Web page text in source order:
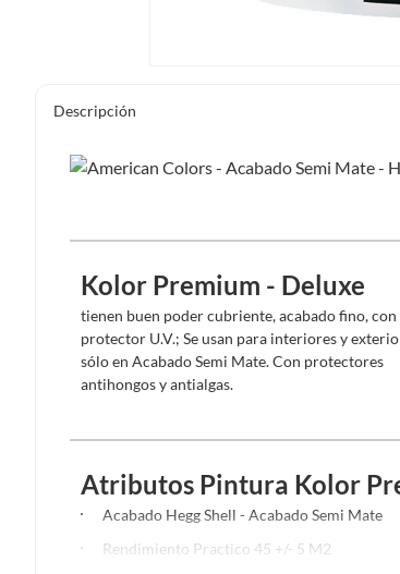
Descripción
Kolor Premium - Deluxe
tienen buen poder cubriente, acabado fino, con
protector U.V.; Se usan para interiores y
sólo en Acabado Semi Mate. Con protectores
antihongos y antialgas.
Atributos Pintura Kolor
Acabado Hegg Shell - Acabado Semi Mate
Rendimiento Practico 45 +/- 5 M2